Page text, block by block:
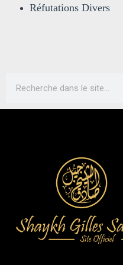
Réfutations Divers